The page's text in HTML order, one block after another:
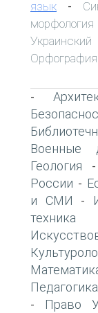
язык -
морфология
Орфография
-
Военные
Геология -
России -
и СМИ -
Педагогика
- Право